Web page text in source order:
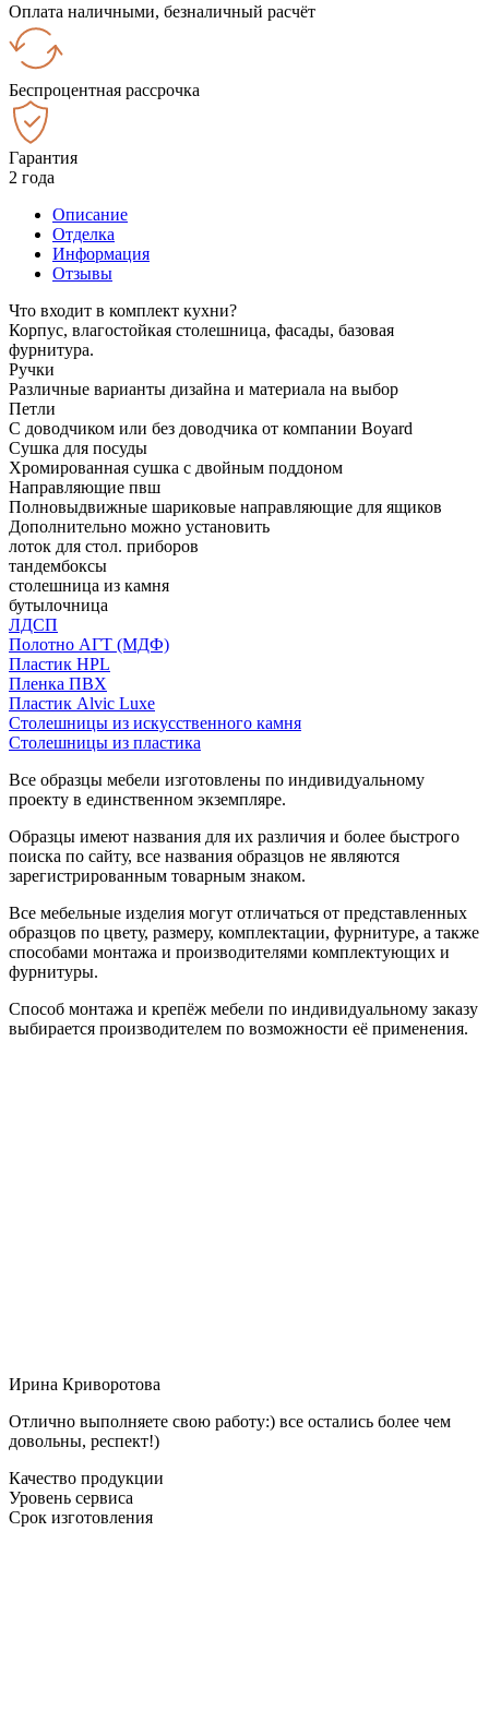
Оплата наличными, безналичный расчёт
Беспроцентная рассрочка
Гарантия
2 года
Описание
Отделка
Информация
Отзывы
Что входит в комплект кухни?
Корпус, влагостойкая столешница, фасады, базовая
фурнитура.
Ручки
Различные варианты дизайна и материала на выбор
Петли
С доводчиком или без доводчика от компании Boyard
Сушка для посуды
Хромированная сушка с двойным поддоном
Направляющие пвш
Полновыдвижные шариковые направляющие для ящиков
Дополнительно можно установить
лоток для стол. приборов
тандембоксы
столешница из камня
бутылочница
ЛДСП
Полотно АГТ (МДФ)
Пластик HPL
Пленка ПВХ
Пластик Alvic Luxe
Столешницы из искусственного камня
Столешницы из пластика
Все образцы мебели изготовлены по индивидуальному
проекту в единственном экземпляре.
Образцы имеют названия для их различия и более быстрого
поиска по сайту, все названия образцов не являются
зарегистрированным товарным знаком.
Все мебельные изделия могут отличаться от представленных
образцов по цвету, размеру, комплектации, фурнитуре, а также
способами монтажа и производителями комплектующих и
фурнитуры.
Способ монтажа и крепёж мебели по индивидуальному заказу
выбирается производителем по возможности её применения.
Ирина Криворотова
Отлично выполняете свою работу:) все остались более чем
довольны, респект!)
Качество продукции
Уровень сервиса
Срок изготовления